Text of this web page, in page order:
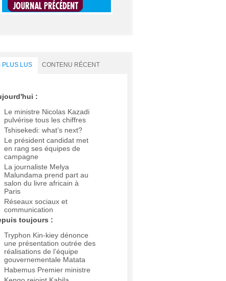
PLUS LUS CONTENU RÉCENT
:
Le ministre Nicolas Kazadi
pulvérise tous les chiffres
Tshisekedi: what’s next?
Le président candidat met
en rang ses équipes de
campagne
La journaliste Melya
Malundama prend part au
salon du livre africain à
Paris
Réseaux sociaux et
communication
toujours :
Tryphon Kin-kiey dénonce
une présentation outrée des
réalisations de l’équipe
gouvernementale Matata
Habemus Premier ministre